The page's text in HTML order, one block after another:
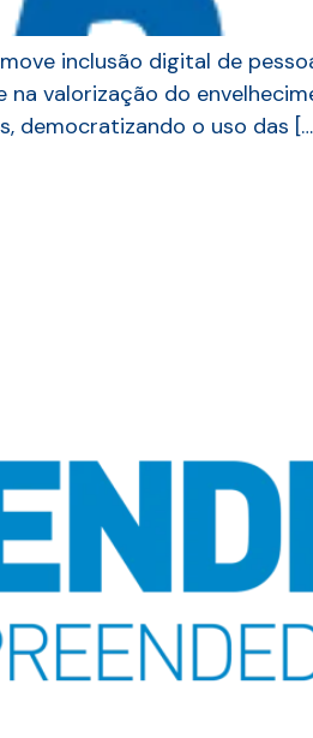
inclusão digital de
na valorização do
democratizando o uso das